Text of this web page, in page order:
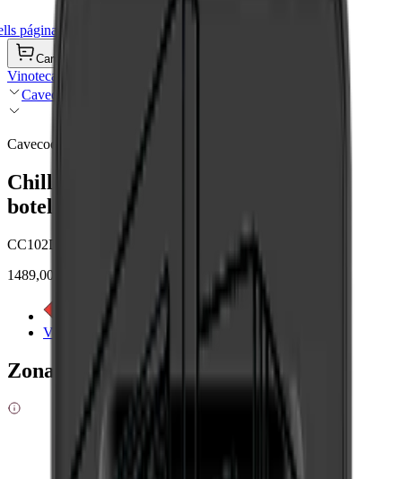
página de inicio
Carrito de compra
Vinotecas
Cavecool
Cavecool
Chill Sapphire Special Edition - 102
botellas - 2 temperatura - Negro
CC102DB-1-SE
1489,00 €
Ver etiqueta energética
Ver detalles del producto
Zonas de enfriamiento